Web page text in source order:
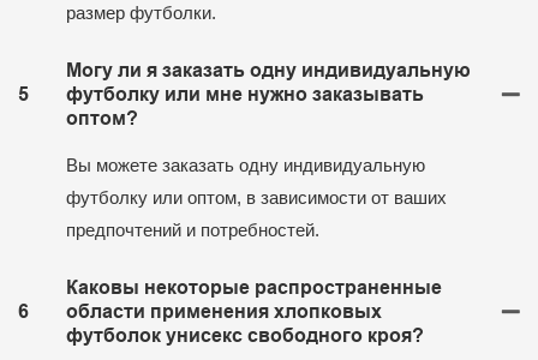
размер футболки.
5
Могу ли я заказать одну индивидуальную
футболку или мне нужно заказывать
оптом?
Вы можете заказать одну индивидуальную
футболку или оптом, в зависимости от ваших
предпочтений и потребностей.
6
Каковы некоторые распространенные
области применения хлопковых
футболок унисекс свободного кроя?